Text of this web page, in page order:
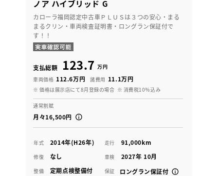
ノア ハイブリッド G
カローラ福岡認定中古車ＰＬＵＳは３つの安心・まる
まるクリン・車両検査証明書・ロングラン保証付で
す！！
支払総額 123.7 万円
車両価格 112.6万円 諸費用 11.1万円
※ 価格は展示店にて8月登録の場合 ※ 消費税10％込み
通常割賦
月々16,500円
年式 2014年(H26年) 走行 91,000km
修復 なし 車検 2027年 10月
整備 定期点検整備付 保証 ロングラン保証付